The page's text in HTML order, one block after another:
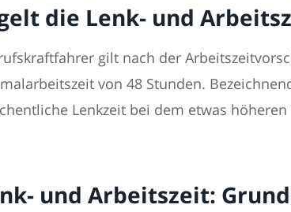
die Lenk- und
gilt nach der
von 48 Stunden.
Lenkzeit bei dem etwas
und Arbeitszeit: